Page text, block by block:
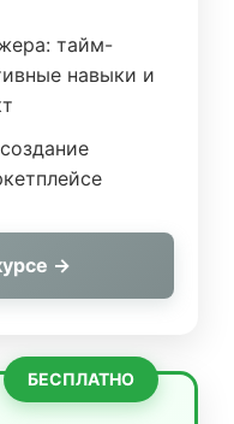
тайм-
навыки и
→
БЕСПЛАТНО